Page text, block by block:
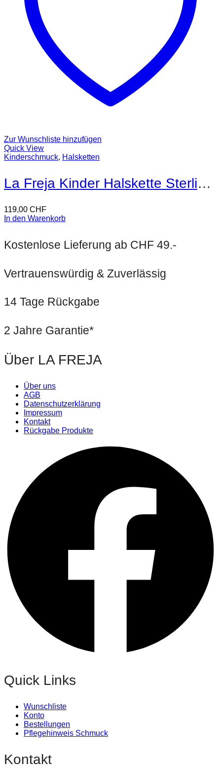
Zur Wunschliste hinzufügen
Quick View
Kinderschmuck, Halsketten
La Freja Kinder Halskette Sterling Silber
119,00 CHF
In den Warenkorb
Kostenlose Lieferung ab CHF 49.-
Vertrauenswürdig & Zuverlässig
14 Tage Rückgabe
2 Jahre Garantie*
Über LA FREJA
Über uns
AGB
Datenschutzerklärung
Impressum
Kontakt
Rückgabe Produkte
Quick Links
Wunschliste
Konto
Bestellungen
Pflegehinweis Schmuck
Kontakt